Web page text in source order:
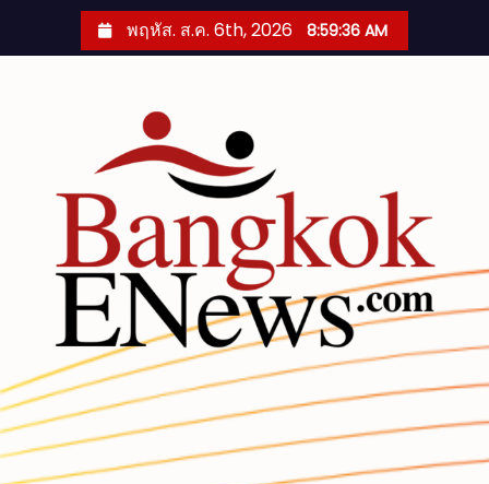
พฤหัส. ส.ค. 6th, 2026 8:59:37 AM